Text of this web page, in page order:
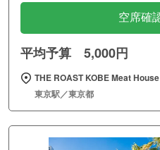
空席確
平均予算 5,000円
THE ROAST KOBE Meat House
東京駅／東京都